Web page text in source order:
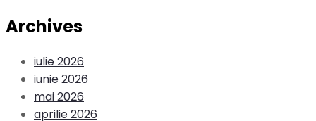
Archives
iulie 2026
iunie 2026
mai 2026
aprilie 2026